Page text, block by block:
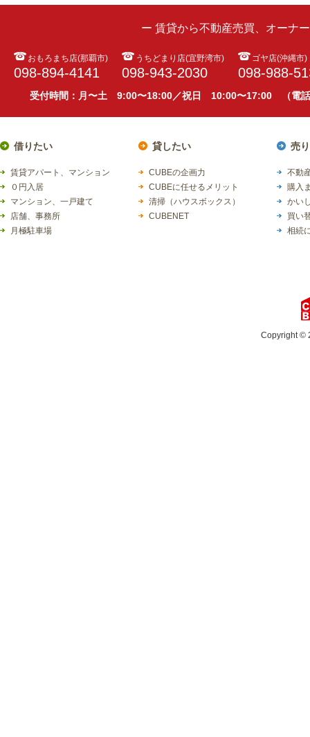
ー 賃貸から不動産売買、オーナ
おもろまち店(那覇市)
098-894-4141
うちどまり店(宜野湾市)
098-943-2030
ゴヤ店(沖縄市)
098-988-
受付時間：月〜土 9:00〜18:00／祝日 10:00〜17:00 （電話
借りたい
賃貸アパート、マンション
０円入居
マンション、一戸建て
店舗、事務所
月極駐車場
貸したい
CUBEの企画力
CUBEに任せるメリット
清掃（ハウスボックス）
CUBENET
売
不動
購入
かい
買い
相続
Copyright ©